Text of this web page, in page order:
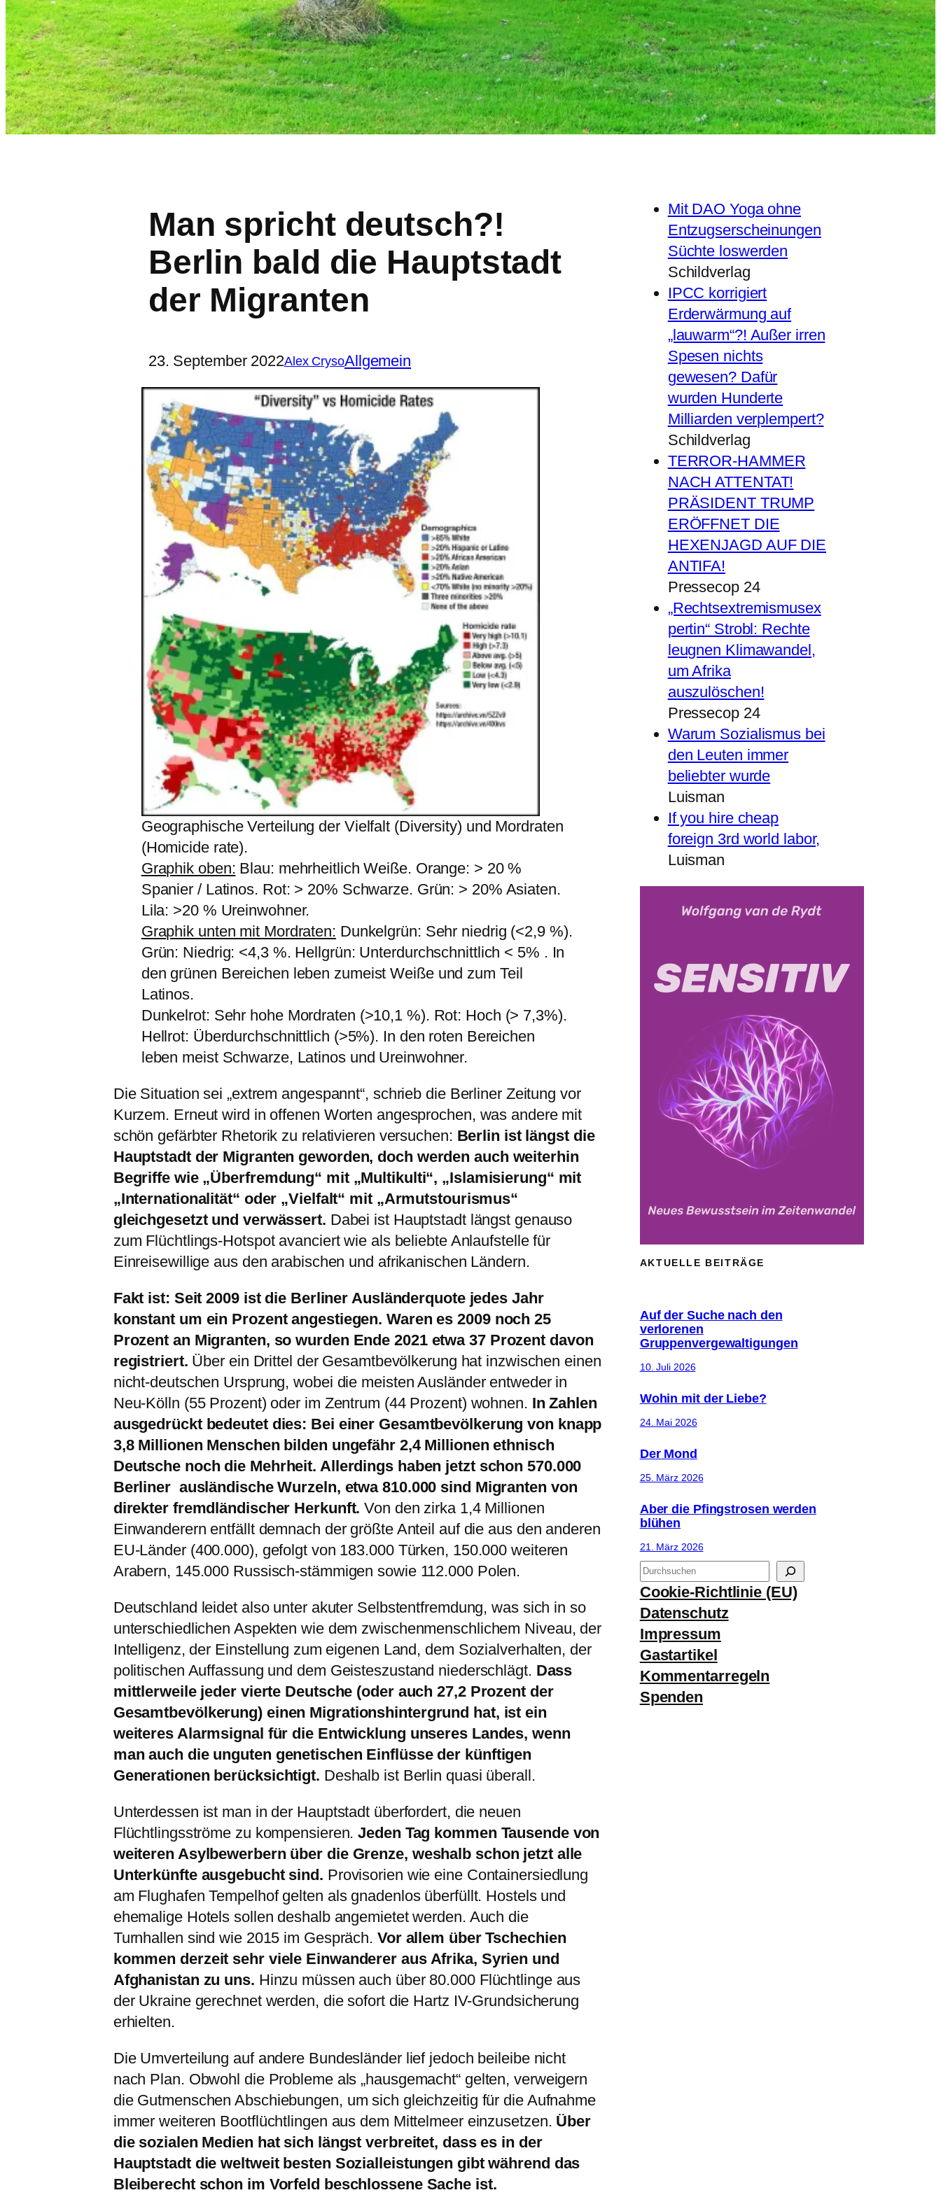
Man spricht deutsch?!
Berlin bald die Hauptstadt
der Migranten
23. September 2022Alex CrysoAllgemein
Geographische Verteilung der Vielfalt (Diversity) und Mordraten
(Homicide rate).
Graphik oben: Blau: mehrheitlich Weiße. Orange: > 20 %
Spanier / Latinos. Rot: > 20% Schwarze. Grün: > 20% Asiaten.
Lila: >20 % Ureinwohner.
Graphik unten mit Mordraten: Dunkelgrün: Sehr niedrig (<2,9 %).
Grün: Niedrig: <4,3 %. Hellgrün: Unterdurchschnittlich < 5% . In
den grünen Bereichen leben zumeist Weiße und zum Teil
Latinos.
Dunkelrot: Sehr hohe Mordraten (>10,1 %). Rot: Hoch (> 7,3%).
Hellrot: Überdurchschnittlich (>5%). In den roten Bereichen
leben meist Schwarze, Latinos und Ureinwohner.
Die Situation sei „extrem angespannt“, schrieb die Berliner Zeitung vor
Kurzem. Erneut wird in offenen Worten angesprochen, was andere mit
schön gefärbter Rhetorik zu relativieren versuchen: Berlin ist längst die
Hauptstadt der Migranten geworden, doch werden auch weiterhin
Begriffe wie „Überfremdung“ mit „Multikulti“, „Islamisierung“ mit
„Internationalität“ oder „Vielfalt“ mit „Armutstourismus“
gleichgesetzt und verwässert. Dabei ist Hauptstadt längst genauso
zum Flüchtlings-Hotspot avanciert wie als beliebte Anlaufstelle für
Einreisewillige aus den arabischen und afrikanischen Ländern.
Fakt ist: Seit 2009 ist die Berliner Ausländerquote jedes Jahr
konstant um ein Prozent angestiegen. Waren es 2009 noch 25
Prozent an Migranten, so wurden Ende 2021 etwa 37 Prozent davon
registriert. Über ein Drittel der Gesamtbevölkerung hat inzwischen einen
nicht-deutschen Ursprung, wobei die meisten Ausländer entweder in
Neu-Kölln (55 Prozent) oder im Zentrum (44 Prozent) wohnen. In Zahlen
ausgedrückt bedeutet dies: Bei einer Gesamtbevölkerung von knapp
3,8 Millionen Menschen bilden ungefähr 2,4 Millionen ethnisch
Deutsche noch die Mehrheit. Allerdings haben jetzt schon 570.000
Berliner ausländische Wurzeln, etwa 810.000 sind Migranten von
direkter fremdländischer Herkunft. Von den zirka 1,4 Millionen
Einwanderern entfällt demnach der größte Anteil auf die aus den anderen
EU-Länder (400.000), gefolgt von 183.000 Türken, 150.000 weiteren
Arabern, 145.000 Russisch-stämmigen sowie 112.000 Polen.
Deutschland leidet also unter akuter Selbstentfremdung, was sich in so
unterschiedlichen Aspekten wie dem zwischenmenschlichem Niveau, der
Intelligenz, der Einstellung zum eigenen Land, dem Sozialverhalten, der
politischen Auffassung und dem Geisteszustand niederschlägt. Dass
mittlerweile jeder vierte Deutsche (oder auch 27,2 Prozent der
Gesamtbevölkerung) einen Migrationshintergrund hat, ist ein
weiteres Alarmsignal für die Entwicklung unseres Landes, wenn
man auch die unguten genetischen Einflüsse der künftigen
Generationen berücksichtigt. Deshalb ist Berlin quasi überall.
Unterdessen ist man in der Hauptstadt überfordert, die neuen
Flüchtlingsströme zu kompensieren.Jeden Tag kommen Tausende von
weiteren Asylbewerbern über die Grenze, weshalb schon jetzt alle
Unterkünfte ausgebucht sind. Provisorien wie eine Containersiedlung
am Flughafen Tempelhof gelten als gnadenlos überfüllt. Hostels und
ehemalige Hotels sollen deshalb angemietet werden. Auch die
Turnhallen sind wie 2015 im Gespräch. Vor allem über Tschechien
kommen derzeit sehr viele Einwanderer aus Afrika, Syrien und
Afghanistan zu uns. Hinzu müssen auch über 80.000 Flüchtlinge aus
der Ukraine gerechnet werden, die sofort die Hartz IV-Grundsicherung
erhielten.
Die Umverteilung auf andere Bundesländer lief jedoch beileibe nicht
nach Plan. Obwohl die Probleme als „hausgemacht“ gelten, verweigern
die Gutmenschen Abschiebungen, um sich gleichzeitig für die Aufnahme
immer weiteren Bootflüchtlingen aus dem Mittelmeer einzusetzen. Über
die sozialen Medien hat sich längst verbreitet, dass es in der
Hauptstadt die weltweit besten Sozialleistungen gibt während das
Bleiberecht schon im Vorfeld beschlossene Sache ist.
Mit DAO Yoga ohne
Entzugserscheinungen
Süchte loswerden
Schildverlag
IPCC korrigiert
Erderwärmung auf
„lauwarm“?! Außer irren
Spesen nichts
gewesen? Dafür
wurden Hunderte
Milliarden verplempert?
Schildverlag
TERROR-HAMMER
NACH ATTENTAT!
PRÄSIDENT TRUMP
ERÖFFNET DIE
HEXENJAGD AUF DIE
ANTIFA!
Pressecop 24
„Rechtsextremismusex
pertin“ Strobl: Rechte
leugnen Klimawandel,
um Afrika
auszulöschen!
Pressecop 24
Warum Sozialismus bei
den Leuten immer
beliebter wurde
Luisman
If you hire cheap
foreign 3rd world labor,
Luisman
AKTUELLE BEITRÄGE
Auf der Suche nach den
verlorenen
Gruppenvergewaltigungen
10. Juli 2026
Wohin mit der Liebe?
24. Mai 2026
Der Mond
25. März 2026
Aber die Pfingstrosen werden
blühen
21. März 2026
S
u
c
h
e
n
Cookie-Richtlinie (EU)
Datenschutz
Impressum
Gastartikel
Kommentarregeln
Spenden